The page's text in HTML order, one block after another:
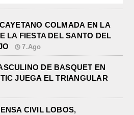
COLMADA EN LA
LA FIESTA DEL SANTO DEL
7.Ago
DE BASQUET EN
JUEGA EL TRIANGULAR
CIVIL LOBOS,